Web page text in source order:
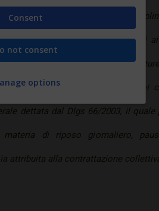
il ministero osserva che la
«i lavoratori appartenenti
personale sanitario delle
non ha prodotto effetti, e nei suoi
dettata dal Dlgs 66/2003, il
materia di riposo giornaliero,
attribuita alla contrattazione
Consent
not consent
options